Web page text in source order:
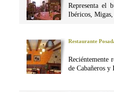
Representa el
Ibéricos, Migas,
Restaurante
Reciéntemente
de Cabañeros y